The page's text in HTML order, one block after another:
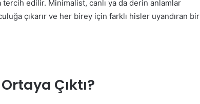
tercih edilir. Minimalist, canlı ya da derin anlamlar
çıkarır ve her birey için farklı hisler uyandıran bir
Çıktı?